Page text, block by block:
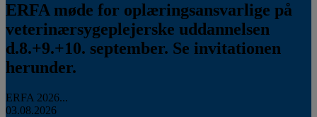
ERFA møde for oplæringsansvarlige på
veterinærsygeplejerske uddannelsen
d.8.+9.+10. september. Se invitationen
herunder.
ERFA 2026...
03.08.2026